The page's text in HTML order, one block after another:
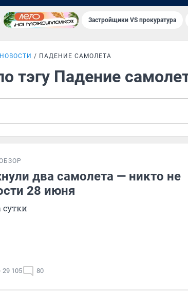
Застройщики VS прокуратура
ПАДЕНИЕ САМОЛЕТА
тэгу Падение
два самолета — никто не
28 июня
сутки
29 105 80